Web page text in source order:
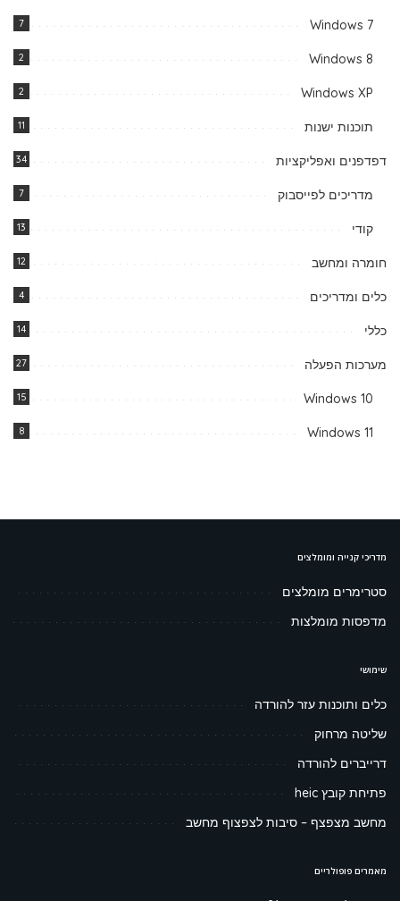
Windows 7
7
Windows 8
2
Windows XP
2
תוכנות ישנות 11
דפדפנים ואפליקציות 34
מדריכים לפייסבוק 7
קודי 13
חומרה ומחשב 12
כלים ומדריכים 4
כללי 14
מערכות הפעלה 27
Windows 10
15
Windows 11
8
מדריכי קנייה ומומלצים
סטרימרים מומלצים
מדפסות מומלצות
שימושי
כלים ותוכנות עזר להורדה
שליטה מרחוק
דרייברים להורדה
פתיחת קובץ heic
מחשב מצפצף – סיבות לצפצוף מחשב
מאמרים פופולריים